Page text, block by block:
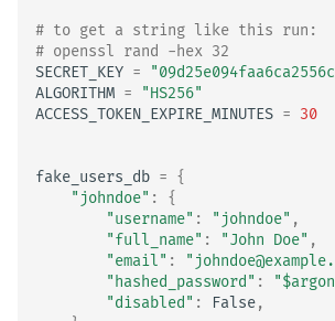
# to get a string like this run:
# openssl rand -hex 32
SECRET_KEY =
ALGORITHM =
"HS256"
ACCESS_TOKEN_EXPIRE_MINUTES = 30
fake_users_db = {
"johndoe" :
{
"username" : "johndoe" ,
"full_name" : "John Doe" ,
"email" :
"hashed_password" :
"disabled" : False,